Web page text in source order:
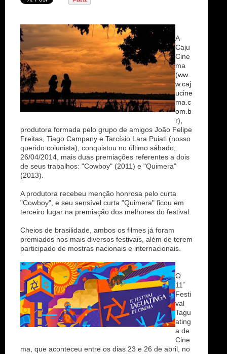
n
A
Caju
Cine
ma
(ww
w.caj
ucine
ma.c
om.b
r),
produtora formada pelo grupo de amigos João Felipe
Freitas, Tiago Campany e Tarcísio Lara Puiati (nosso
querido colunista), conquistou no último sábado,
26/04/2014, mais duas premiações referentes a dois
de seus trabalhos: "Cowboy" (2011) e "Quimera"
(2013).
A produtora recebeu menção honrosa pelo curta
"Cowboy", e seu sensível curta "Quimera" ficou em
terceiro lugar na premiação dos melhores do festival.
Cheios de brasilidade, ambos os filmes já foram
premiados nos mais diversos festivais, além de terem
participado de mostras nacionais e internacionais.
O
11˚
Festi
val
Tagu
ating
a de
Cine
ma, que aconteceu entre os dias 23 e 26 de abril, no